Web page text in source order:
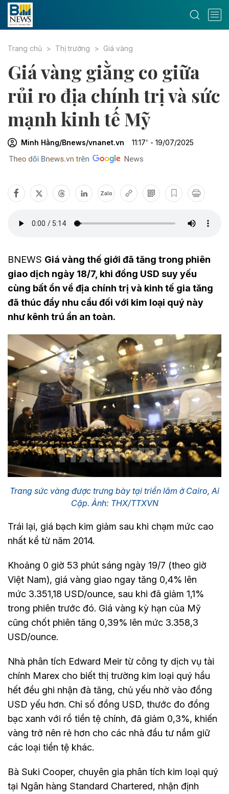
Trang chủ Thị trường Giá vàng
Giá vàng giằng co giữa
rủi ro địa chính trị và sức
mạnh kinh tế Mỹ
Minh Hằng/Bnews/vnanet.vn 11:17' - 19/07/2025
Zalo
BNEWS Giá vàng thế giới đã tăng trong phiên
giao dịch ngày 18/7, khi đồng USD suy yếu
cùng bất ổn về địa chính trị và kinh tế gia tăng
đã thúc đẩy nhu cầu đối với kim loại quý này
như kênh trú ẩn an toàn.
Trang sức vàng được trưng bày tại triển lãm ở Cairo, Ai
Cập. Ảnh: THX/TTXVN
Trái lại, giá bạch kim giảm sau khi chạm mức cao
nhất kể từ năm 2014.
Khoảng 0 giờ 53 phút sáng ngày 19/7 (theo giờ
Việt Nam), giá vàng giao ngay tăng 0,4% lên
mức 3.351,18 USD/ounce, sau khi đã giảm 1,1%
trong phiên trước đó. Giá vàng kỳ hạn của Mỹ
cũng chốt phiên tăng 0,39% lên mức 3.358,3
USD/ounce.
Nhà phân tích Edward Meir từ công ty dịch vụ tài
chính Marex cho biết thị trường kim loại quý hầu
hết đều ghi nhận đà tăng, chủ yếu nhờ vào đồng
USD yếu hơn. Chỉ số đồng USD, thước đo đồng
bạc xanh với rổ tiền tệ chính, đã giảm 0,3%, khiến
vàng trở nên rẻ hơn cho các nhà đầu tư nắm giữ
các loại tiền tệ khác.
Bà Suki Cooper, chuyên gia phân tích kim loại quý
tại Ngân hàng Standard Chartered, nhận định